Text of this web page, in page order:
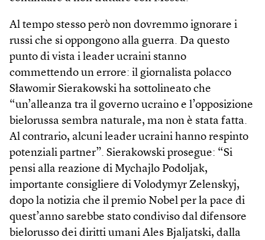
Al tempo stesso però non dovremmo ignorare i
russi che si oppongono alla guerra. Da questo
punto di vista i leader ucraini stanno
commettendo un errore: il giornalista polacco
Sławomir Sierakowski ha sottolineato che
“un’alleanza tra il governo ucraino e l’opposizione
bielorussa sembra naturale, ma non è stata fatta.
Al contrario, alcuni leader ucraini hanno respinto
potenziali partner”. Sierakowski prosegue: “Si
pensi alla reazione di Mychajlo Podoljak,
importante consigliere di Volodymyr Zelenskyj,
dopo la notizia che il premio Nobel per la pace di
quest’anno sarebbe stato condiviso dal difensore
bielorusso dei diritti umani Ales Bjaljatski, dalla